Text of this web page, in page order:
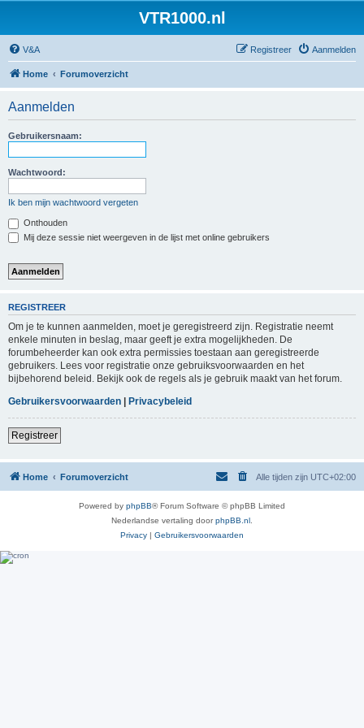
VTR1000.nl
V&A Aanmelden
Registreer
Home Forumoverzicht
Aanmelden
Gebruikersnaam:
Wachtwoord:
Ik ben mijn wachtwoord vergeten
Onthouden
Mij deze sessie niet weergeven in de lijst met online gebruikers
REGISTREER
Om je te kunnen aanmelden, moet je geregistreerd zijn. Registratie neemt
enkele minuten in beslag, maar geeft je extra mogelijkheden. De
forumbeheerder kan ook extra permissies toestaan aan geregistreerde
gebruikers. Lees voor registratie onze gebruiksvoorwaarden en het
bijbehorend beleid. Bekijk ook de regels als je gebruik maakt van het forum.
Gebruikersvoorwaarden | Privacybeleid
Registreer
Home Forumoverzicht Alle tijden zijn UTC+02:00
Powered by phpBB® Forum Software © phpBB Limited
Nederlandse vertaling doorphpBB.nl
Privacy | Gebruikersvoorwaarden